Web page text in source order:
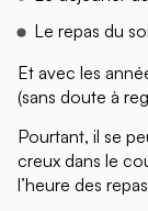
Le repas du
Et avec les
(sans doute à
Pourtant, il se
creux dans le
l’heure des